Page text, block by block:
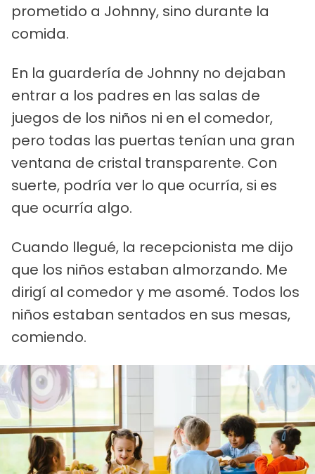
prometido a Johnny, sino durante la
comida.
En la guardería de Johnny no dejaban
entrar a los padres en las salas de
juegos de los niños ni en el comedor,
pero todas las puertas tenían una gran
ventana de cristal transparente. Con
suerte, podría ver lo que ocurría, si es
que ocurría algo.
Cuando llegué, la recepcionista me dijo
que los niños estaban almorzando. Me
dirigí al comedor y me asomé. Todos los
niños estaban sentados en sus mesas,
comiendo.